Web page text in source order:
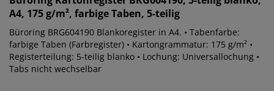
A4, 175 g/m², farbige Taben, 5-teilig
Büroring BRG604190 Blankoregister in A4. • Tabenfarbe:
farbige Taben (Farbregister) • Kartongrammatur: 175 g/m² •
Registerteilung: 5-teilig blanko • Lochung: Universallochung •
Tabs nicht wechselbar